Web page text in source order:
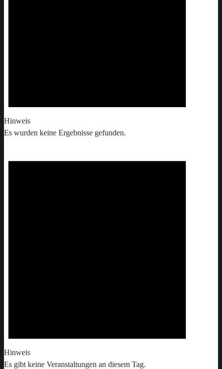
Hinweis
Es wurden keine Ergebnisse gefunden.
Hinweis
Es gibt keine Veranstaltungen an diesem Tag.